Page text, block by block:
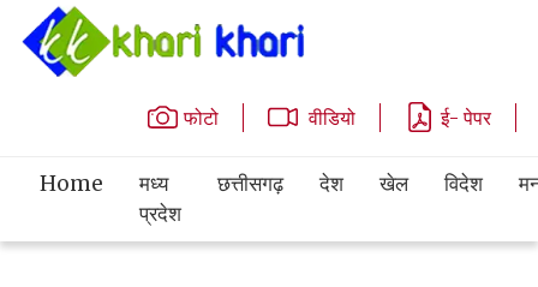
फोटो वीडियो ई- पेपर
Home
मध्य
प्रदेश
छत्तीसगढ़ देश खेल विदेश